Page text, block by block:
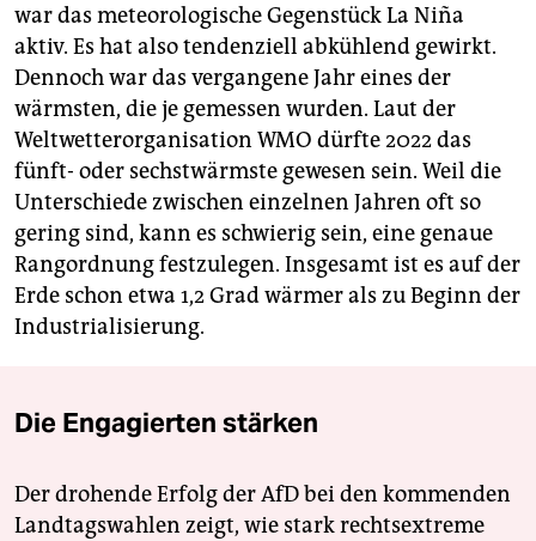
war das meteorologische Gegenstück La Niña
aktiv. Es hat also tendenziell abkühlend gewirkt.
Dennoch war das vergangene Jahr eines der
wärmsten, die je gemessen wurden. Laut der
Weltwetterorganisation WMO dürfte 2022 das
fünft- oder sechstwärmste gewesen sein. Weil die
Unterschiede zwischen einzelnen Jahren oft so
gering sind, kann es schwierig sein, eine genaue
Rangordnung festzulegen. Insgesamt ist es auf der
Erde schon etwa 1,2 Grad wärmer als zu Beginn der
Industrialisierung.
Die Engagierten stärken
Der drohende Erfolg der AfD bei den kommenden
Landtagswahlen zeigt, wie stark rechtsextreme